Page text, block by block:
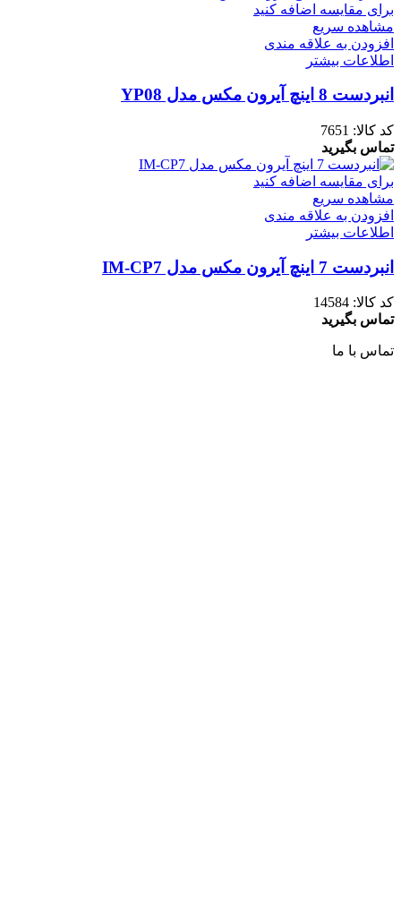
برای مقایسه اضافه کنید
مشاهده سریع
افزودن به علاقه مندی
اطلاعات بیشتر
انبردست 8 اینچ آیرون مکس مدل YP08
کد کالا: 7651
تماس بگیرید
برای مقایسه اضافه کنید
مشاهده سریع
افزودن به علاقه مندی
اطلاعات بیشتر
انبردست 7 اینچ آیرون مکس مدل IM-CP7
کد کالا: 14584
تماس بگیرید
تماس با ما